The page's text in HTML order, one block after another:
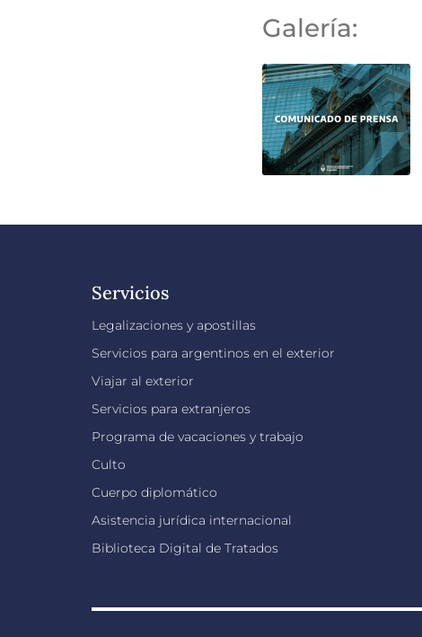
Galería:
Servicios
Legalizaciones y apostillas
Servicios para argentinos en el exterior
Viajar al exterior
Servicios para extranjeros
Programa de vacaciones y trabajo
Culto
Cuerpo diplomático
Asistencia jurídica internacional
Biblioteca Digital de Tratados